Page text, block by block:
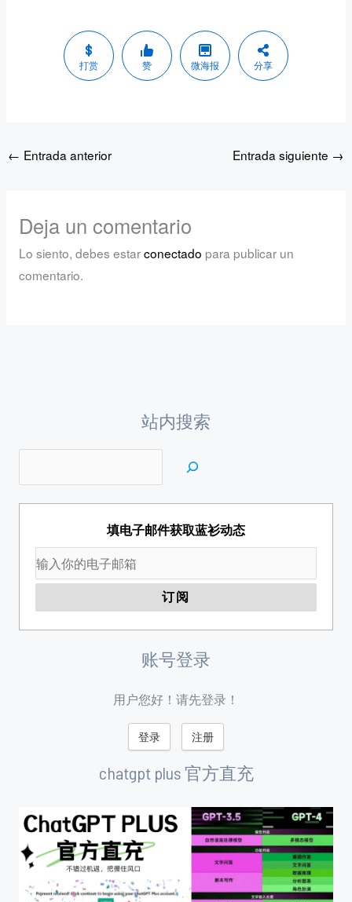
打赏 赞 微海报 分享
← Entrada anterior Entrada siguiente →
Deja un comentario
Lo siento, debes estarconectado para publicar un
comentario.
站内搜索
填电子邮件获取蓝衫动态
账号登录
用户您好！请先登录！
登录 注册
chatgpt plus 官方直充